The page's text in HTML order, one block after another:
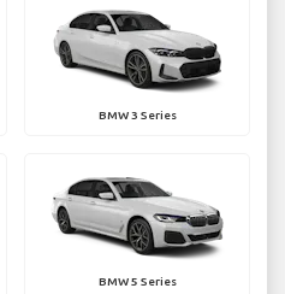
BMW 3 Series
BMW 5 Series